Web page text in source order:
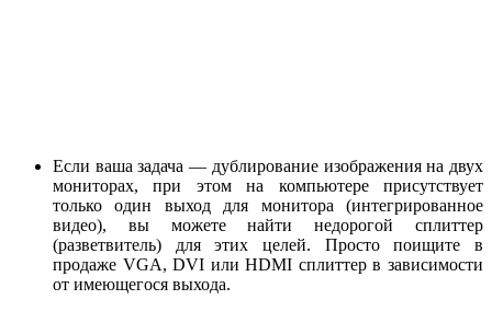
Если ваша задача — дублирование изображения на двух
мониторах, при этом на компьютере присутствует
только один выход для монитора (интегрированное
видео), вы можете найти недорогой сплиттер
(разветвитель) для этих целей. Просто поищите в
продаже VGA, DVI или HDMI сплиттер в зависимости
от имеющегося выхода.